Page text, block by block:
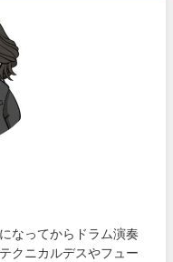
なってからドラム演奏
クニカルデスやフュー